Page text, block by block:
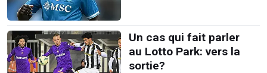
Un cas qui fait parler
au Lotto Park: vers la
sortie?